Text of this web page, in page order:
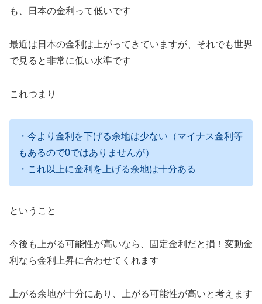
も、日本の金利って低いです
最近は日本の金利は上がってきていますが、それでも世界
で見ると非常に低い水準です
これつまり
・今より金利を下げる余地は少ない（マイナス金利等
もあるので0ではありませんが）
・これ以上に金利を上げる余地は十分ある
ということ
今後も上がる可能性が高いなら、固定金利だと損！変動金
利なら金利上昇に合わせてくれます
上がる余地が十分にあり、上がる可能性が高いと考えます